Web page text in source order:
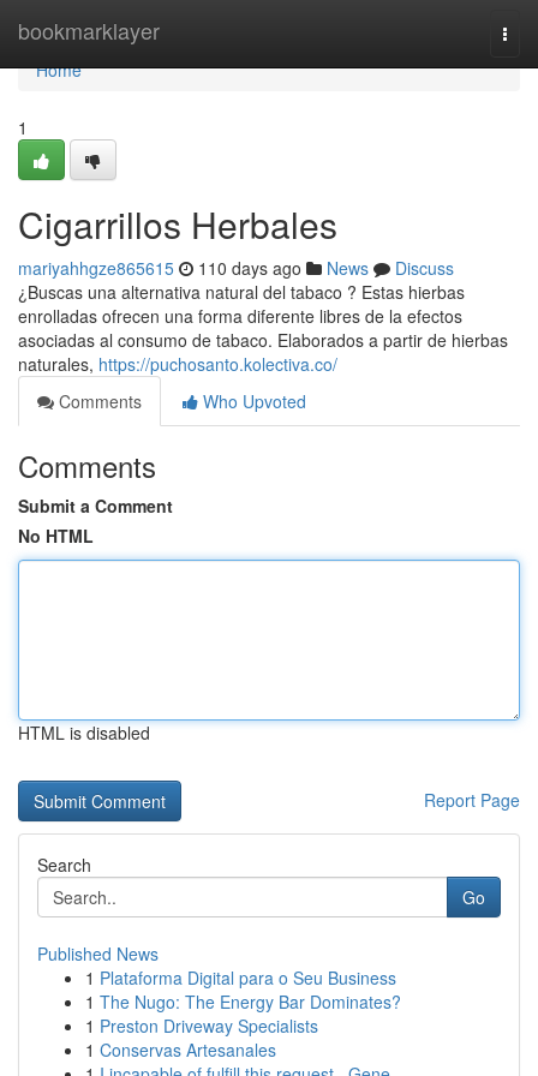
bookmarklayer
Home
Home
1
Cigarrillos Herbales
mariyahhgze865615 110 days ago News
Discuss
¿Buscas una alternativa natural del tabaco ? Estas hierbas
enrolladas ofrecen una forma diferente libres de la efectos
asociadas al consumo de tabaco. Elaborados a partir de hierbas
naturales, https://puchosanto.kolectiva.co/
Comments
Who Upvoted
Comments
Submit a Comment
No HTML
HTML is disabled
Report Page
Search
Go
Published News
1 Plataforma Digital para o Seu Business
1 The Nugo: The Energy Bar Dominates?
1 Preston Driveway Specialists
1 Conservas Artesanales